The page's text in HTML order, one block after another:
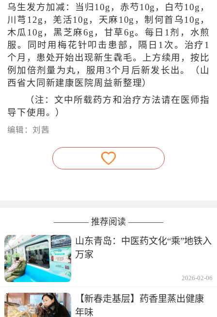
乌生发方加减：当归10g，赤芍10g，白芍10g，
川芎12g，羌活10g，天麻10g，制何首乌10g，
木瓜10g，黑芝麻6g，甘草6g。每日1剂，水煎
服。同时用梅花针叩击患部，隔日1次。治疗1
个月，患处开始出现新生毳毛。上方续用，按比
例加倍剂量为丸，服用3个月后新发长出。
（山
西省大同新建康医院周益新整理）
（注：文中所载药方和治疗方法请在医师指
导下使用。）
编辑：刘茜
———— 推荐阅读 ————
山东青岛：中医药文化“乘”地铁入
万家
2026-02-06
【新春走基层】药香里蒸出健康
年味